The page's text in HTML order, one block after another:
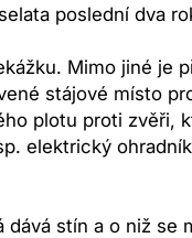
poslední dva
Mimo jiné je
stájové místo
plotu proti zvěři,
elektrický
stín a o niž se